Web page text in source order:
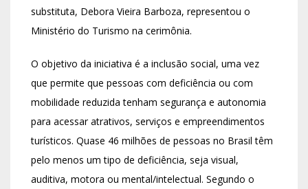
substituta, Debora Vieira Barboza, representou o
Ministério do Turismo na cerimônia.
O objetivo da iniciativa é a inclusão social, uma vez
que permite que pessoas com deficiência ou com
mobilidade reduzida tenham segurança e autonomia
para acessar atrativos, serviços e empreendimentos
turísticos. Quase 46 milhões de pessoas no Brasil têm
pelo menos um tipo de deficiência, seja visual,
auditiva, motora ou mental/intelectual. Segundo o